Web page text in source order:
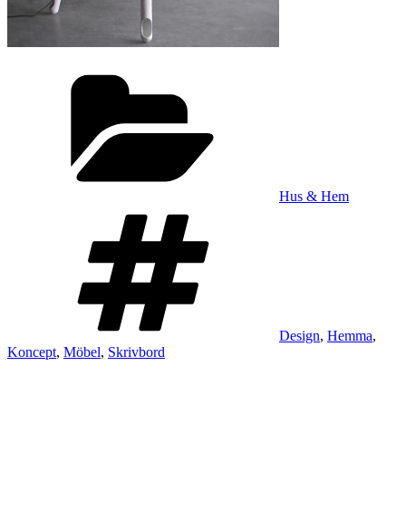
Hus & Hem
Design, Hemma,
Koncept, Möbel, Skrivbord